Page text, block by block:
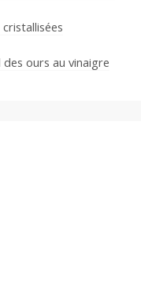
ours au vinaigre